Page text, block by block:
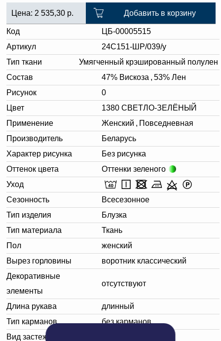
Цена: 2 535,30 р. Добавить в корзину
Код
ЦБ-00005515
Артикул
24С151-ШР/039/у
Тип ткани
Умягченный крэшированный полулен
Состав
47% Вискоза , 53% Лен
Рисунок
0
Цвет
1380 СВЕТЛО-ЗЕЛЁНЫЙ
Применение
Женский , Повседневная
Производитель
Беларусь
Характер рисунка
Без рисунка
Оттенок цвета
Оттенки зеленого
Уход
Сезонность
Всесезонное
Тип изделия
Блузка
Тип материала
Ткань
Пол
женский
Вырез горловины
воротник классический
Декоративные
элементы
отсутствуют
Длина рукава
длинный
Тип карманов
без карманов
Вид застежки